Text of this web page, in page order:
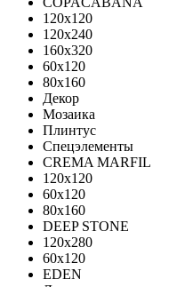
120x120
120x240
160x320
60x120
80x160
Декор
Мозаика
Плинтус
Спецэлементы
CREMA MARFIL
120x120
60x120
80x160
DEEP STONE
120х280
60х120
EDEN